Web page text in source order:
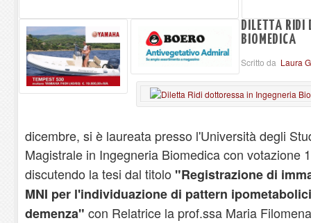
DILETTA RIDI
BIOMEDICA
Scritto da Laura
dicembre, si è laureata presso l'Università degli
Magistrale in Ingegneria Biomedica con votazione
discutendo la tesi dal titolo "Registrazione di
MNI per l'individuazione di pattern
demenza" con Relatrice la prof.ssa Maria